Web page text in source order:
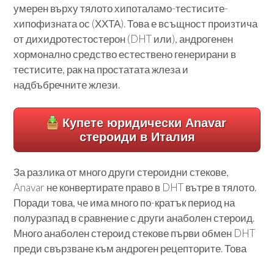
умерен върху тялото хипоталамо-тестисите-
хипофизната ос (ХХТА). Това е всъщност произтича
от дихидротестостерон (DHT или), андрогенен
хормонално средство естествено генерирани в
тестисите, рак на простатата жлеза и
надбъбречните жлези.
Купете юридически Anavar
стероиди в Италия
За разлика от много други стероидни стекове,
Anavar не конвертирате право в DHT вътре в тялото.
Поради това, че има много по-кратък период на
полуразпад в сравнение с други анаболен стероид.
Много анаболен стероид стекове първи обмен DHT
преди свързване към андроген рецепторите. Това